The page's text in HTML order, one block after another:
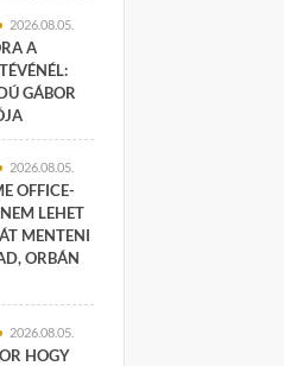
2026.08.05.
A
GÁBOR
2026.08.05.
OFFICE-
LEHET
MENTENI
ORBÁN
2026.08.05.
HOGY